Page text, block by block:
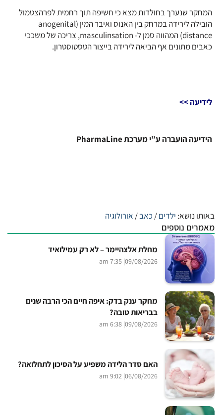
המחקר שנערך בחולדות מצא כי חשיפה תוך רחמית לפרהצטמול
הובילה לירידה במרחק בין האנוס ואיבר המין (anogenital
distance) המהווה סמן ל- masculinsation, צריכה של משככי
כאבים מתונים אף הביאה לירידה בייצור הטסטוסטרון.
לידיעה >>
הידיעה הועברה ע”י מערכת PharmaLine
באותו נושא: ילדים/ כאב/ אורולוגיה
מאמרים נוספים
מחלת אלצהיימר – לא רק עמילואיד
09/08/2026
| 7:35 am
מחקר ענק בדק: איפה חיים הכי הרבה שנים
בבריאות טובה?
09/08/2026
| 6:38 am
האם סדר הלידה משפיע על הסיכון לתחלואה?
06/08/2026
| 9:02 am